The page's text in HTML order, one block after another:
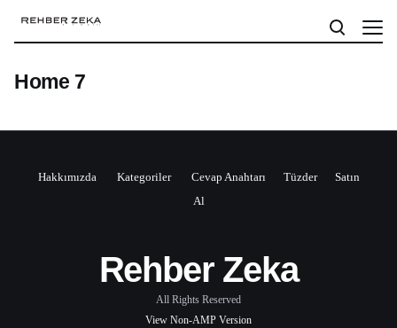
Home 7
Hakkımızda Kategoriler Cevap Anahtarı Tüzder
Satın
Al
Rehber Zeka
All Rights Reserved
View Non-AMP Version